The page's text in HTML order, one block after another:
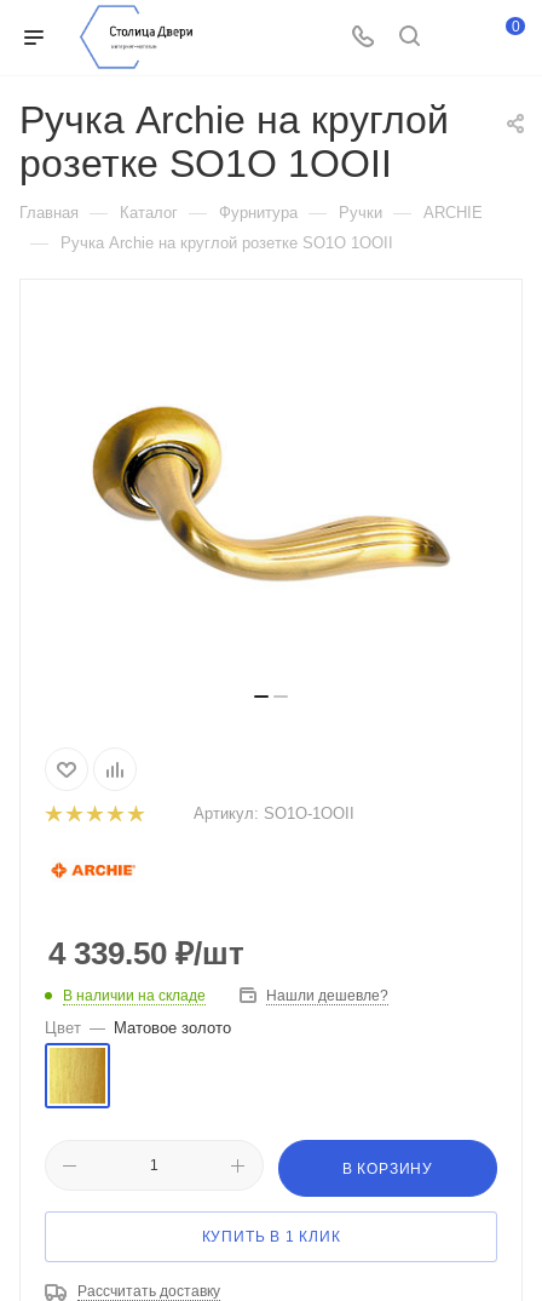
0
Ручка Archie на круглой
розетке SO1O 1OOII
Главная — Каталог — Фурнитура — Ручки — ARCHIE
— Ручка Archie на круглой розетке SO1O 1OOII
Артикул: SO1O-1OOII
4 339.50 ₽/шт
В наличии на складе Нашли дешевле?
Цвет — Матовое золото
В КОРЗИНУ
КУПИТЬ В 1 КЛИК
Рассчитать доставку